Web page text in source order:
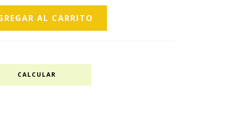
CALCULAR